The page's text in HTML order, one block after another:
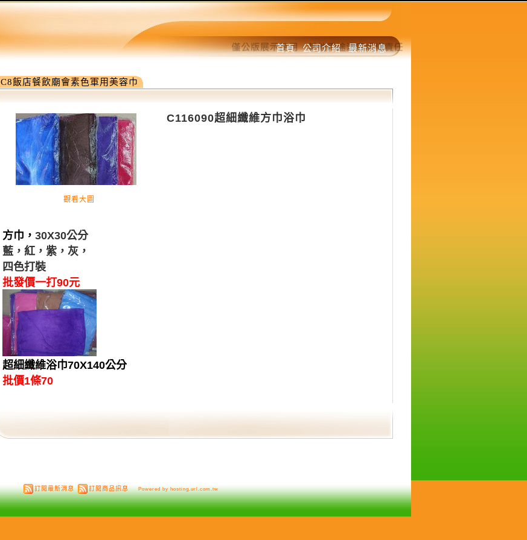
首頁 公司介紹 最新消息
C8飯店餐飲廟會素色軍用美容巾
觀看大圖
C116090超細纖維方巾浴巾
方巾， 30X30公分
藍，紅，紫，灰，
四色打裝
批發價一打90元
超細纖維浴巾70X140公分
批價1條70
訂閱最新消息 訂閱商品訊息 Powered by hosting.url.com.tw